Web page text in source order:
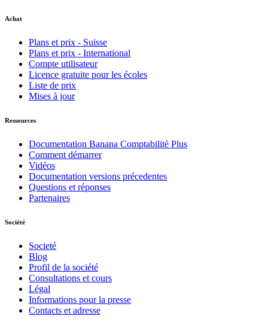
Achat
Plans et prix - Suisse
Plans et prix - International
Compte utilisateur
Licence gratuite pour les écoles
Liste de prix
Mises à jour
Ressources
Documentation Banana Comptabilitè Plus
Comment démarrer
Vidéos
Documentation versions précedentes
Questions et réponses
Partenaires
Société
Societé
Blog
Profil de la société
Consultations et cours
Légal
Informations pour la presse
Contacts et adresse